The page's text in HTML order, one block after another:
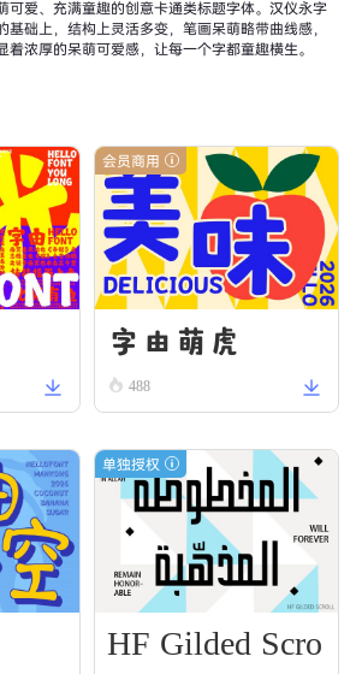
可爱、充满童趣的创意卡通类标题字体。汉仪永字
基础上，结构上灵活多变，笔画呆萌略带曲线感，
着浓厚的呆萌可爱感，让每一个字都童趣横生。
会员商用
字由萌虎
488
单独授权
HF Gilded Scro